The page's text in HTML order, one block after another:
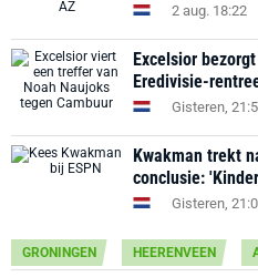
2 aug. 18:22
Excelsior
Eredivisie-
Gisteren,
Kwakman trekt
conclusie:
Gisteren,
GRONINGEN HEERENVEEN